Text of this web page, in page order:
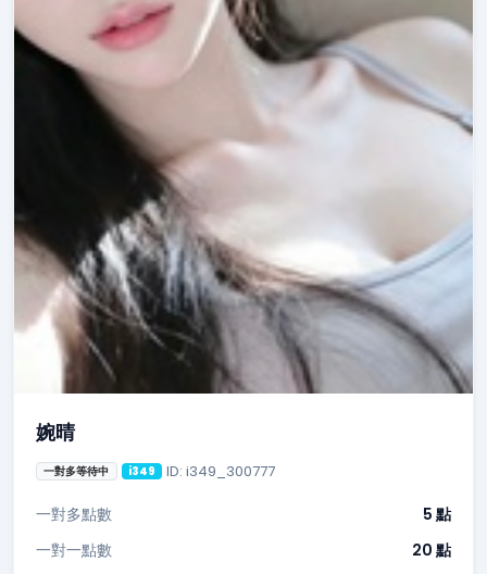
婉晴
一對多等待中 i349 ID: i349_300777
一對多點數
5 點
一對一點數
20 點